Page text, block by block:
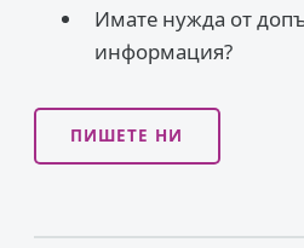
Имате нужда от
информация?
ПИШЕТЕ НИ